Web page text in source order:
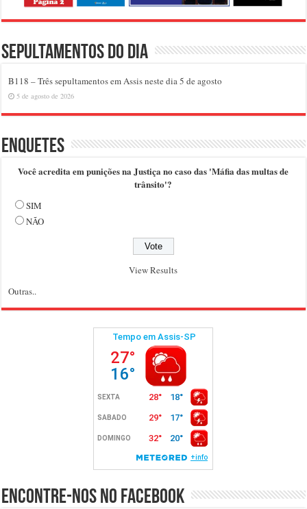
Sepultamentos do dia
B118 – Três sepultamentos em Assis neste dia 5 de agosto
5 de agosto de 2026
Enquetes
Você acredita em punições na Justiça no caso das 'Máfia das multas de
trânsito'?
SIM
NÃO
View Results
Outras..
Encontre-nos no Facebook